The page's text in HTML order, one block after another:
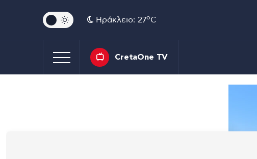
Ηράκλειο: 27oC
CretaOne TV